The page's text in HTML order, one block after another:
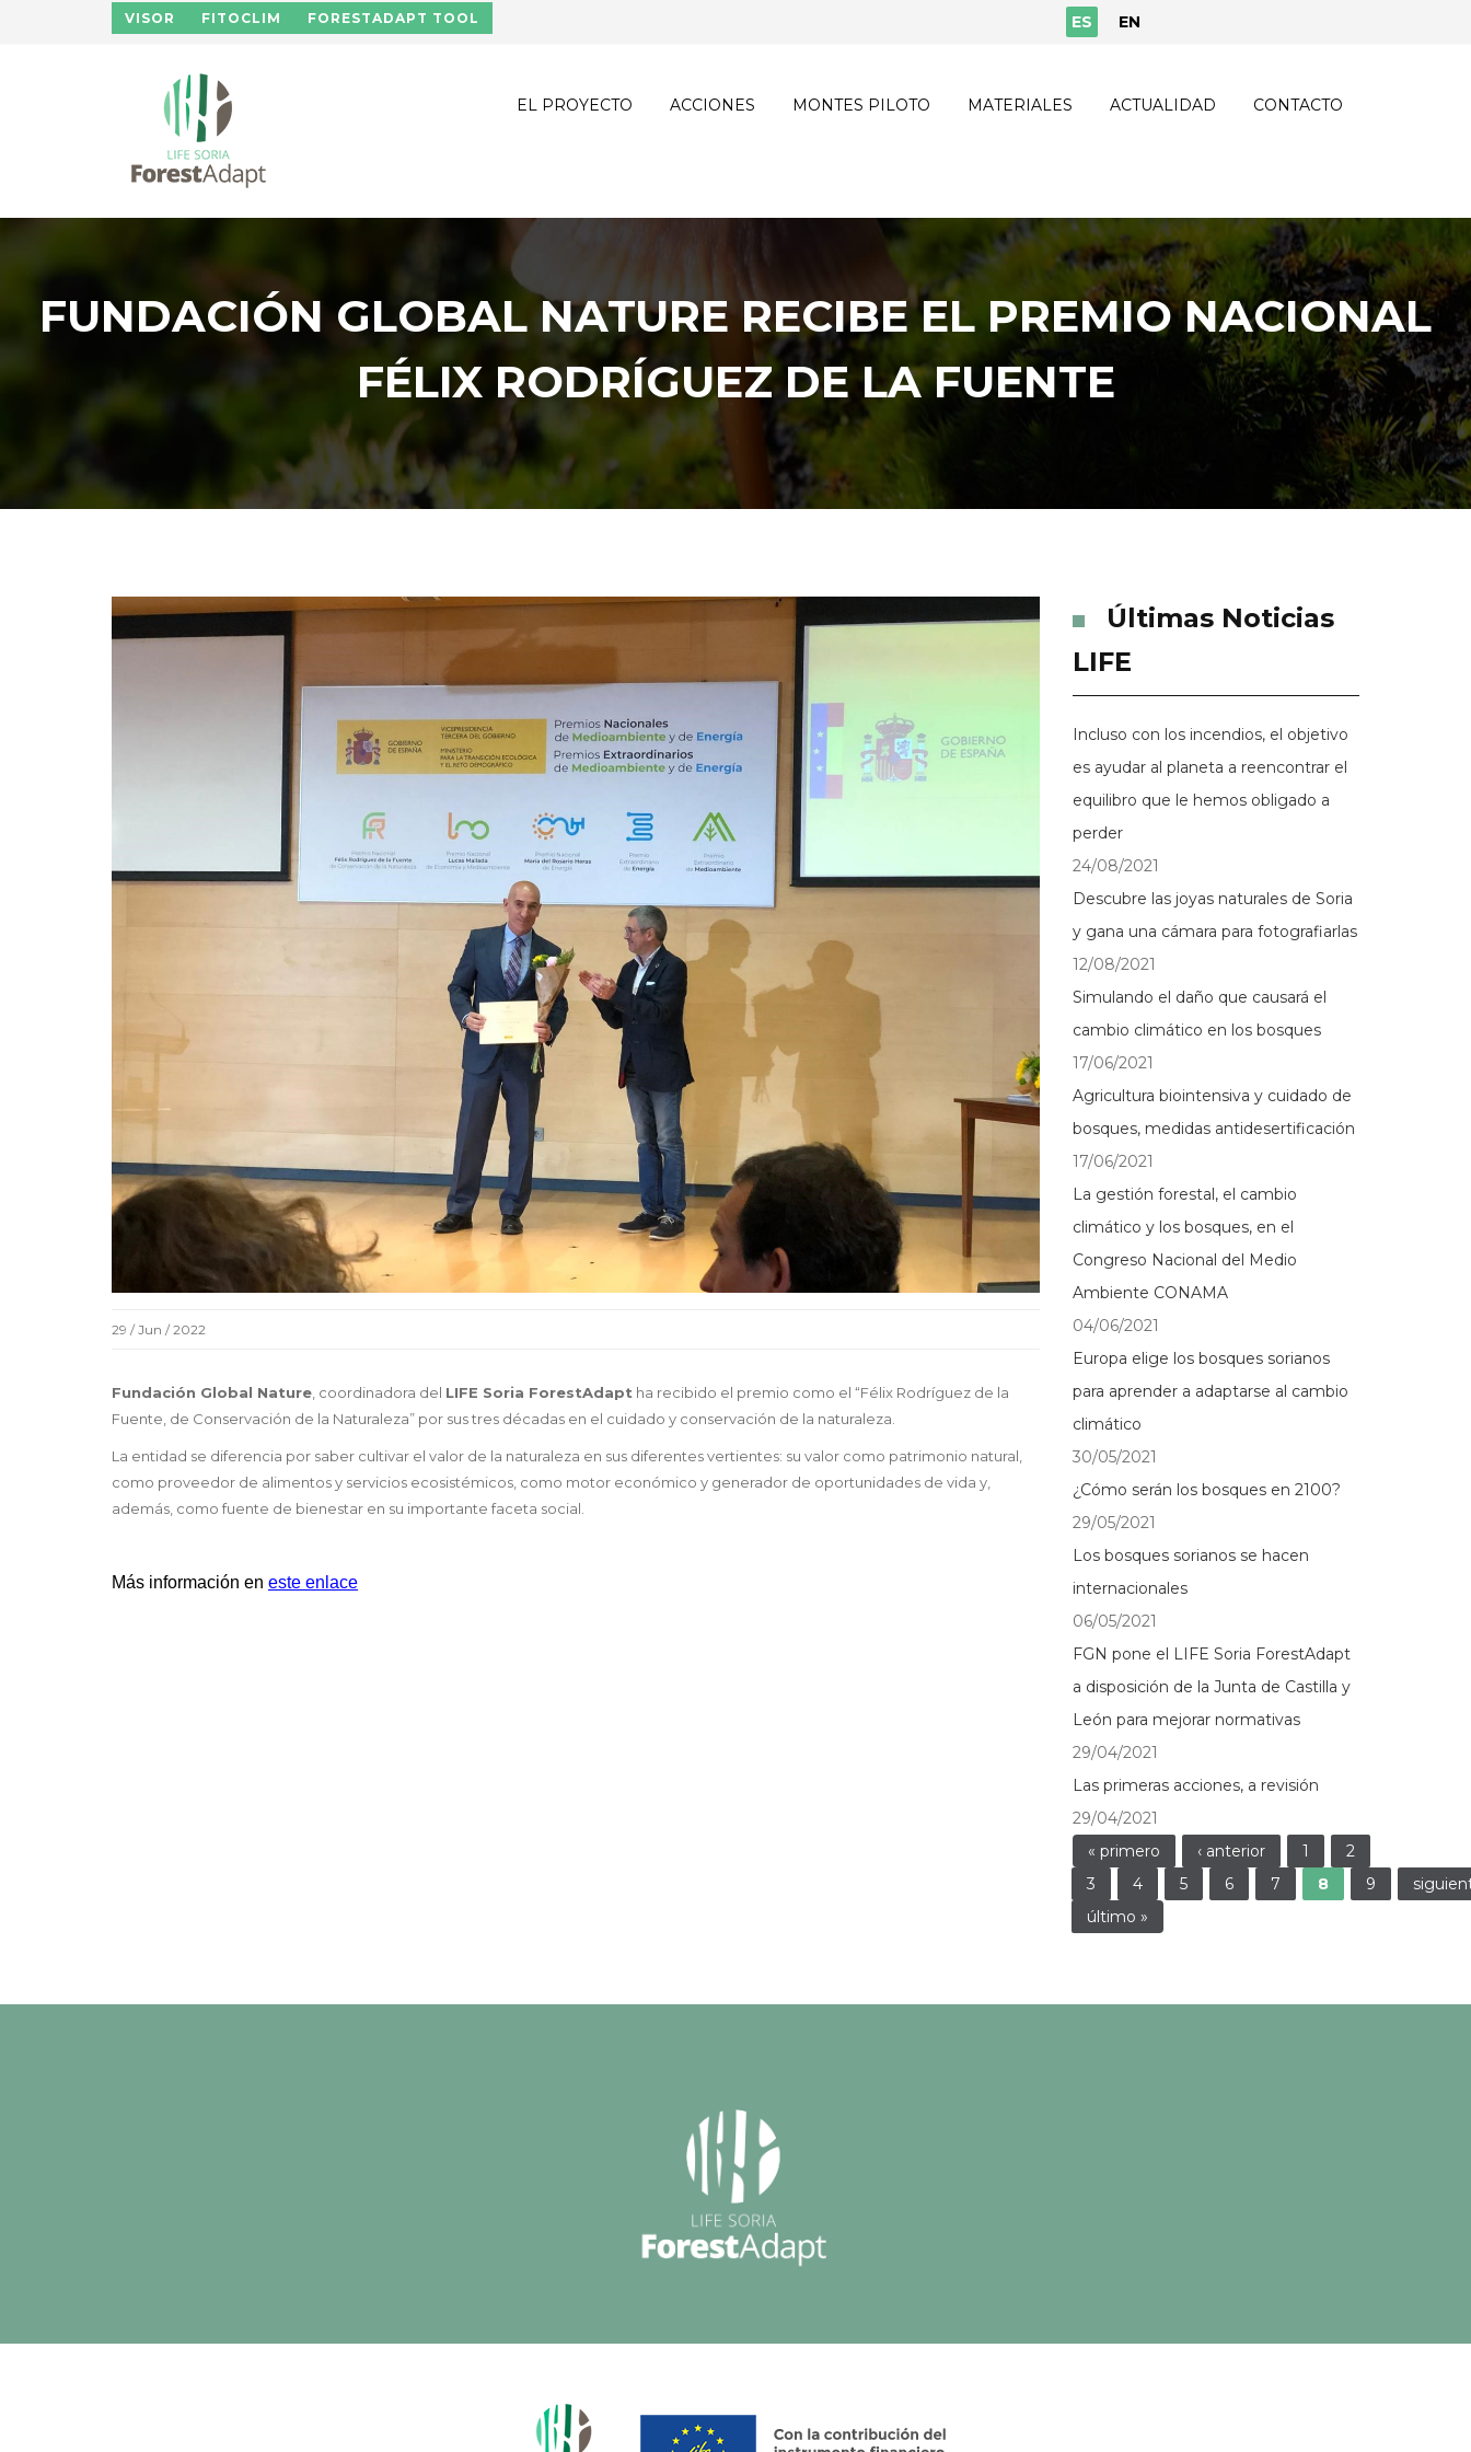
Pasar al contenido principal
VISOR FITOCLIM FORESTADAPT TOOL ES EN
EL PROYECTO ACCIONES MONTES PILOTO MATERIALES ACTUALIDAD CONTACTO
FUNDACIÓN GLOBAL NATURE RECIBE EL PREMIO NACIONAL
FÉLIX RODRÍGUEZ DE LA FUENTE
29 / Jun / 2022
Fundación Global Nature , coordinadora del LIFE Soria ForestAdapt ha recibido el premio como el “Félix Rodríguez de la
Fuente, de Conservación de la Naturaleza” por sus tres décadas en el cuidado y conservación de la naturaleza.
La entidad se diferencia por saber cultivar el valor de la naturaleza en sus diferentes vertientes: su valor como patrimonio natural,
como proveedor de alimentos y servicios ecosistémicos, como motor económico y generador de oportunidades de vida y,
además, como fuente de bienestar en su importante faceta social.
Más información en este enlace
Últimas Noticias
LIFE
Incluso con los incendios, el objetivo
es ayudar al planeta a reencontrar el
equilibro que le hemos obligado a
perder
24/08/2021
Descubre las joyas naturales de Soria
y gana una cámara para fotografiarlas
12/08/2021
Simulando el daño que causará el
cambio climático en los bosques
17/06/2021
Agricultura biointensiva y cuidado de
bosques, medidas antidesertificación
17/06/2021
La gestión forestal, el cambio
climático y los bosques, en el
Congreso Nacional del Medio
Ambiente CONAMA
04/06/2021
Europa elige los bosques sorianos
para aprender a adaptarse al cambio
climático
30/05/2021
¿Cómo serán los bosques en 2100?
29/05/2021
Los bosques sorianos se hacen
internacionales
06/05/2021
FGN pone el LIFE Soria ForestAdapt
a disposición de la Junta de Castilla y
León para mejorar normativas
29/04/2021
Las primeras acciones, a revisión
29/04/2021
Páginas
« primero ‹ anterior 1
2
3
4 5 6 7 8 9
último »